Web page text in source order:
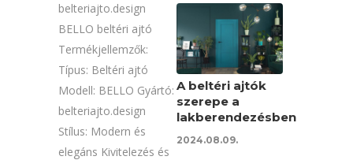
belteriajto.design
BELLO beltéri ajtó
Termékjellemzők:
Típus: Beltéri ajtó
Modell: BELLO Gyártó:
belteriajto.design
Stílus: Modern és
elegáns Kivitelezés és
A beltéri ajtók
szerepe a
lakberendezésben
2024.08.09.